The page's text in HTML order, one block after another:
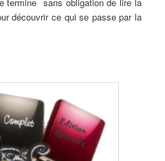
termine sans obligation de lire la
découvrir ce qui se passe par la